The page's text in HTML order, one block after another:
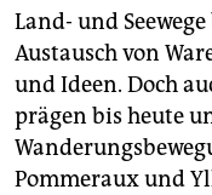
Land- und
Austausch von
und Ideen. Doch
prägen bis heute
Pommeraux und